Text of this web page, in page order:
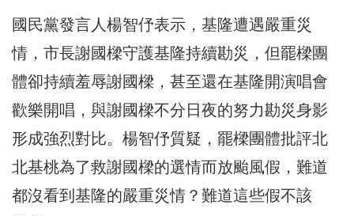
國民黨發言人楊智伃表示，基隆遭遇嚴重災
情，市長謝國樑守護基隆持續勘災，但罷樑團
體卻持續羞辱謝國樑，甚至還在基隆開演唱會
歡樂開唱，與謝國樑不分日夜的努力勘災身影
形成強烈對比。楊智伃質疑，罷樑團體批評北
北基桃為了救謝國樑的選情而放颱風假，難道
都沒看到基隆的嚴重災情？難道這些假不該